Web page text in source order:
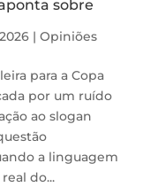
sobre
| Opiniões
para a Copa
por um ruído
ao slogan
a linguagem
do...